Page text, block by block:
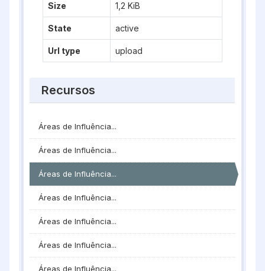
Recursos
Áreas de Influência...
Áreas de Influência...
Áreas de Influência...
Áreas de Influência...
Áreas de Influência...
Áreas de Influência...
Áreas de Influência...
Size 1,2 KiB
State active
Url type upload